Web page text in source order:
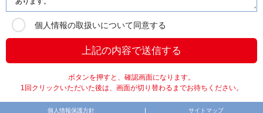
個人情報の取扱いについて同意する
ボタンを押すと、確認画面になります。
1回クリックいただいた後は、画面が切り替わるまでお待ちください。
個人情報保護方針 サイトマップ